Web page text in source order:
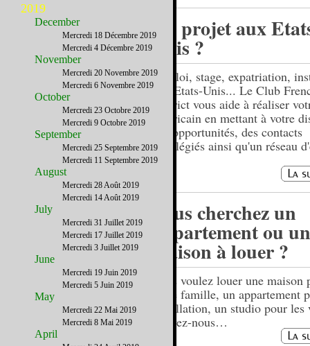
Un projet aux
Unis ?
Emploi, stage, expatriation,
aux Etats-Unis... Le Club
District vous aide à réaliser
américain en mettant à votre
des opportunités, des contacts
privilégiés ainsi qu'un réseau
Vous cherchez un
appartement ou
maison à louer ?
Vous voulez louer une maison
votre famille, un appartement
installation, un studio pour les
écrivez-nous…
2019
December
Mercredi 18 Décembre 2019
Mercredi 4 Décembre 2019
November
Mercredi 20 Novembre 2019
Mercredi 6 Novembre 2019
October
Mercredi 23 Octobre 2019
Mercredi 9 Octobre 2019
September
Mercredi 25 Septembre 2019
Mercredi 11 Septembre 2019
August
Mercredi 28 Août 2019
Mercredi 14 Août 2019
July
Mercredi 31 Juillet 2019
Mercredi 17 Juillet 2019
Mercredi 3 Juillet 2019
June
Mercredi 19 Juin 2019
Mercredi 5 Juin 2019
May
Mercredi 22 Mai 2019
Mercredi 8 Mai 2019
April